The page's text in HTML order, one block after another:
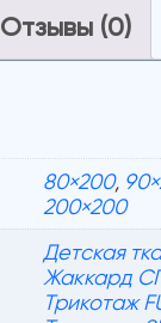
Отзывы (0)
80×200,
200×200
Детская
Жаккард
Трикотаж